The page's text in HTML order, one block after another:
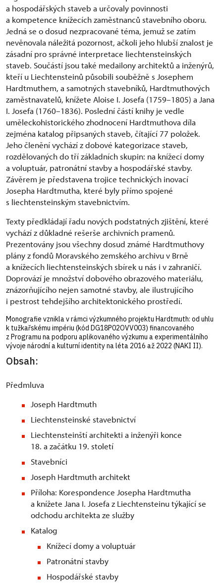
a hospodářských staveb a určovaly povinnosti
a kompetence knížecích zaměstnanců stavebního oboru.
Jedná se o dosud nezpracované téma, jemuž se zatím
nevěnovala náležitá pozornost, ačkoli jeho hlubší znalost je
zásadní pro správné interpretace liechtensteinských
staveb. Součástí jsou také medailony architektů a inženýrů,
kteří u Liechtensteinů působili souběžně s Josephem
Hardtmuthem, a samotných stavebníků, Hardtmuthových
zaměstnavatelů, knížete Aloise I. Josefa (1759–1805) a Jana
I. Josefa (1760–1836). Poslední částí knihy je vedle
uměleckohistorického zhodnocení Hardtmuthova díla
zejména katalog připsaných staveb, čítající 77 položek.
Jeho členění vychází z dobové kategorizace staveb,
rozdělovaných do tří základních skupin: na knížecí domy
a voluptuár, patronátní stavby a hospodářské stavby.
Závěrem je představena trojice technických inovací
Josepha Hardtmutha, které byly přímo spojené
s liechtensteinským stavebnictvím.
Texty předkládají řadu nových podstatných zjištění, které
vychází z důkladné rešerše archivních pramenů.
Prezentovány jsou všechny dosud známé Hardtmuthovy
plány z fondů Moravského zemského archivu v Brně
a knížecích liechtensteinských sbírek u nás i v zahraničí.
Doprovází je množství dobového obrazového materiálu,
znázorňujícího nejen samotné stavby, ale ilustrujícího
i pestrost tehdejšího architektonického prostředí.
Monografie vznikla v rámci výzkumného projektu Hardtmuth: od uhlu
k tužkařskému impériu (kód DG18P02OVV003) financovaného
z Programu na podporu aplikovaného výzkumu a experimentálního
vývoje národní a kulturní identity na léta 2016 až 2022 (NAKI II).
Obsah:
Předmluva
Joseph Hardtmuth
Liechtensteinské stavebnictví
Liechtensteinští architekti a inženýři konce
18. a začátku 19. století
Stavebníci
Joseph Hardtmuth architekt
Příloha: Korespondence Josepha Hardtmutha
a knížete Jana I. Josefa z Liechtensteinu týkající se
odchodu architekta ze služby
Katalog
Knížecí domy a voluptuár
Patronátní stavby
Hospodářské stavby